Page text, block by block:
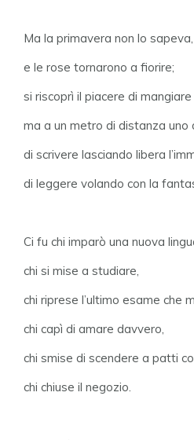
Ma la primavera non lo sapeva,
e le rose tornarono a fiorire;
si riscoprì il piacere di
ma a un metro di distanza uno
di scrivere lasciando libera
di leggere volando con la
Ci fu chi imparò una nuova
chi si mise a studiare,
chi riprese l’ultimo esame che
chi capì di amare davvero,
chi smise di scendere a patti
chi chiuse il negozio.